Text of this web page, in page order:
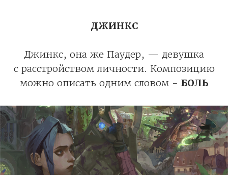
ДЖИНКС
Джинкс, она же Паудер, — девушка
с расстройством личности. Композицию
можно описать одним словом - БОЛЬ